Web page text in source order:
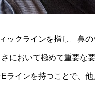
ックラインを指し、鼻
において極めて重要な
ラインを持つことで、